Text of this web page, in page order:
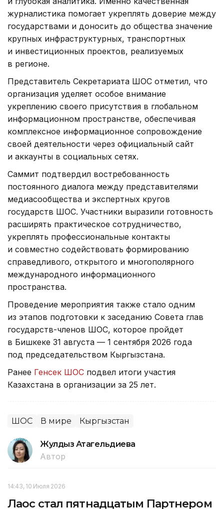
журналистика помогает укреплять доверие между
государствами и доносить до общества значение
крупных инфраструктурных, транспортных
и инвестиционных проектов, реализуемых
в регионе.
Представитель Секретариата ШОС отметил, что
организация уделяет особое внимание
укреплению своего присутствия в глобальном
информационном пространстве, обеспечивая
комплексное информационное сопровождение
своей деятельности через официальный сайт
и аккаунты в социальных сетях.
Саммит подтвердил востребованность
постоянного диалога между представителями
медиасообщества и экспертных кругов
государств ШОС. Участники выразили готовность
расширять практическое сотрудничество,
укреплять профессиональные контакты
и совместно содействовать формированию
справедливого, открытого и многополярного
международного информационного
пространства.
Проведение мероприятия также стало одним
из этапов подготовки к заседанию Совета глав
государств-членов ШОС, которое пройдет
в Бишкеке 31 августа — 1 сентября 2026 года
под председательством Кыргызстана.
Ранее Генсек ШОС подвел итоги участия
Казахстана в организации за 25 лет.
ШОС В мире Кыргызстан
Жулдыз Атагельдиева
Автор
14:43, 10 Июля 2026
Лаос стал пятнадцатым Партнером